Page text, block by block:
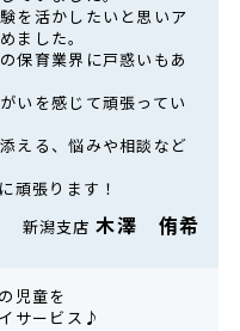
を活かしたいと思いア
ました。
保育業界に戸惑いもあ
いを感じて頑張ってい
える、悩みや相談など
頑張ります！
新潟支店木澤 侑希
児童を
サービス♪